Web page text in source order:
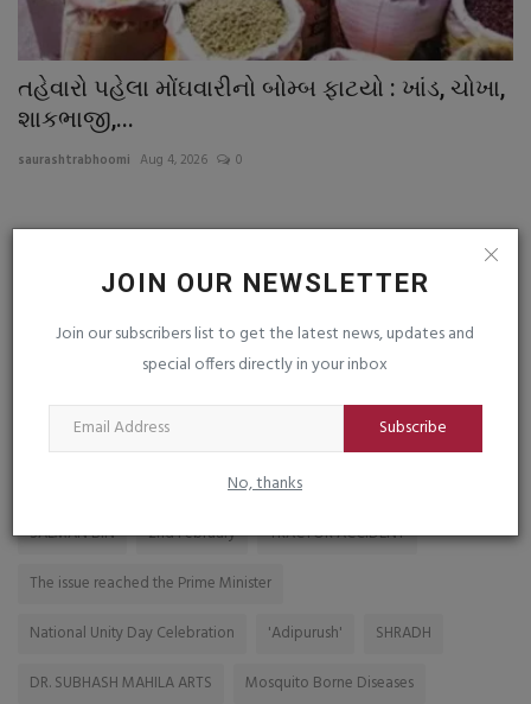
JOIN OUR NEWSLETTER
Join our subscribers list to get the latest news, updates and
special offers directly in your inbox
Subscribe
No, thanks
તહેવારો પહેલા મોંઘવારીનો બોમ્બ ફાટયો : ખાંડ, ચોખા,
શાકભાજી,...
saurashtrabhoomi Aug 4, 2026 0
Russia Drone Attack
The monsoon wreaked havoc from Jammu & Kashmir to Assam
SALMAN BIN
2nd February
TRACTOR ACCIDENT
The issue reached the Prime Minister
National Unity Day Celebration
'Adipurush'
SHRADH
DR. SUBHASH MAHILA ARTS
Mosquito Borne Diseases